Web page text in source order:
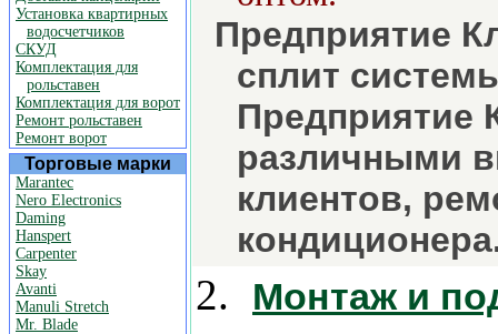
Установка квартирных
водосчетчиков
СКУД
Комплектация для
рольставен
Комплектация для ворот
Ремонт рольставен
Ремонт ворот
Торговые марки
Marantec
Nero Electronics
Daming
Hanspert
Carpenter
Skay
Avanti
Manuli Stretch
Mr. Blade
Предприятие
сплит
Предприятие
различными
клиентов,
2.
Монтаж и